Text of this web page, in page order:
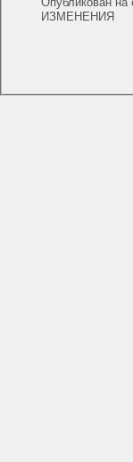
ИЗМЕНЕНИЯ